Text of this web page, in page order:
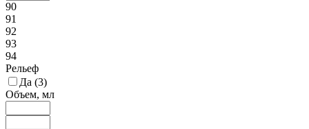
90
91
92
93
94
Рельеф
Да (3)
Объем, мл